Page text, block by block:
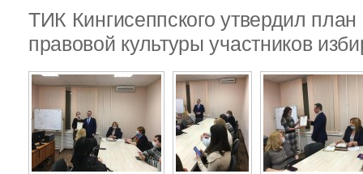
ТИК Кингисеппского утвердил
правовой культуры участников